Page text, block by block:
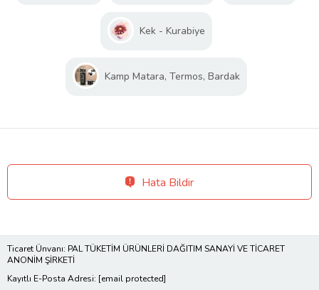
Kek - Kurabiye
Kamp Matara, Termos, Bardak
Hata Bildir
Ticaret Ünvanı: PAL TÜKETİM ÜRÜNLERİ DAĞITIM SANAYİ VE TİCARET
ANONİM ŞİRKETİ
Kayıtlı E-Posta Adresi: [email protected]